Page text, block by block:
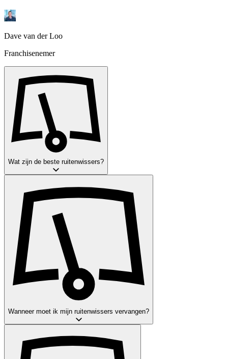
Dave van der Loo
Franchisenemer
Wat zijn de beste ruitenwissers?
Wanneer moet ik mijn ruitenwissers vervangen?